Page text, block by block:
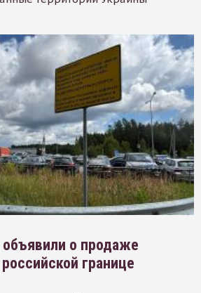
о продаже
границе